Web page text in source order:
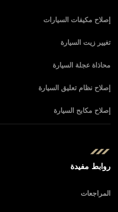
إصلاح مكيفات السيارات
تغيير زيت السيارة
محاذاة عجلة السيارة
إصلاح نظام تعليق السيارة
إصلاح مكابح السيارة
روابط مفيدة
المراجعات